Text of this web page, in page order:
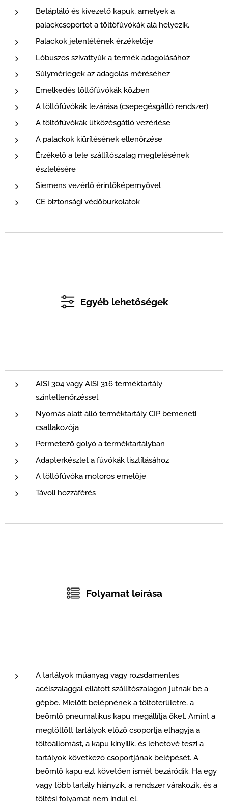
Betápláló és kivezető kapuk, amelyek a
palackcsoportot a töltőfúvókák alá helyezik.
Palackok jelenlétének érzékelője
Lóbuszos szivattyúk a termék adagolásához
Súlymérlegek az adagolás méréséhez
Emelkedés töltőfúvókák közben
A töltőfúvókák lezárása (csepegésgátló rendszer)
A töltőfúvókák ütközésgátló vezérlése
A palackok kiürítésének ellenőrzése
Érzékelő a tele szállítószalag megtelésének
észlelésére
Siemens vezérlő érintőképernyővel
CE biztonsági védőburkolatok
Egyéb lehetőségek
AISI 304 vagy AISI 316 terméktartály
szintellenőrzéssel
Nyomás alatt álló terméktartály CIP bemeneti
csatlakozója
Permetező golyó a terméktartályban
Adapterkészlet a fúvókák tisztításához
A töltőfúvóka motoros emelője
Távoli hozzáférés
Folyamat leírása
A tartályok műanyag vagy rozsdamentes
acélszalaggal ellátott szállítószalagon jutnak be a
gépbe. Mielőtt belépnének a töltőterületre, a
beömlő pneumatikus kapu megállítja őket. Amint a
megtöltött tartályok előző csoportja elhagyja a
töltőállomást, a kapu kinyílik, és lehetővé teszi a
tartályok következő csoportjának belépését. A
beömlő kapu ezt követően ismét bezáródik. Ha egy
vagy több tartály hiányzik, a rendszer várakozik, és a
töltési folyamat nem indul el.